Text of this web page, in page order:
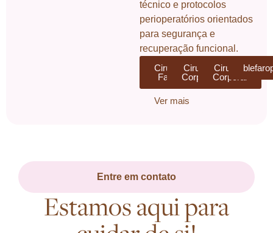
técnico e protocolos
perioperatórios orientados
para segurança e
recuperação funcional.
Cirurgia
Facial
Cirurgia
Corporal
Cirurgia
Corporal
Ver mais
Entre em contato
Estamos aqui para